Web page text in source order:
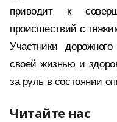
приводит к
происшествий с
Участники
своей жизнью и
за руль в состоянии
Читайте нас